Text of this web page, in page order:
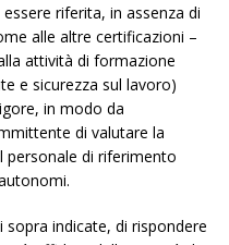
riferita, in assenza di
alle altre certificazioni –
attività di formazione
e sicurezza sul lavoro)
in modo da
di valutare la
personale di riferimento
indicate, di rispondere